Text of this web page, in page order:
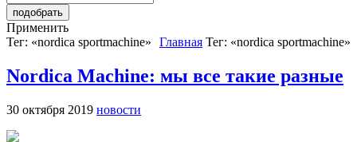
Применить
Тег: «nordica sportmachine»
Главная Тег: «nordica sportmachine»
Nordica Machine: мы все такие разные
30 октября 2019 новости